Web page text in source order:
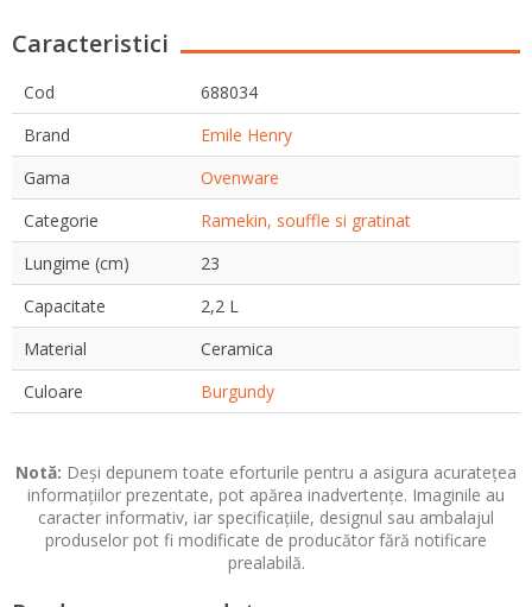
Caracteristici
Cod
688034
Brand
Emile Henry
Gama
Ovenware
Categorie
Ramekin, souffle si gratinat
Lungime (cm)
23
Capacitate
2,2 L
Material
Ceramica
Culoare
Burgundy
Notă: Deși depunem toate eforturile pentru a asigura acuratețea
informațiilor prezentate, pot apărea inadvertențe. Imaginile au
caracter informativ, iar specificațiile, designul sau ambalajul
produselor pot fi modificate de producător fără notificare
prealabilă.